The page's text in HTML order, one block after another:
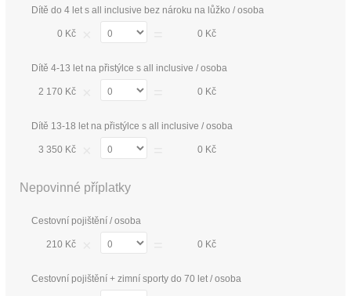
Dítě do 4 let s all inclusive bez nároku na lůžko / osoba
0 Kč 0 Kč
Dítě 4-13 let na přistýlce s all inclusive / osoba
2 170 Kč 0 Kč
Dítě 13-18 let na přistýlce s all inclusive / osoba
3 350 Kč 0 Kč
Nepovinné příplatky
Cestovní pojištění / osoba
210 Kč 0 Kč
Cestovní pojištění + zimní sporty do 70 let / osoba